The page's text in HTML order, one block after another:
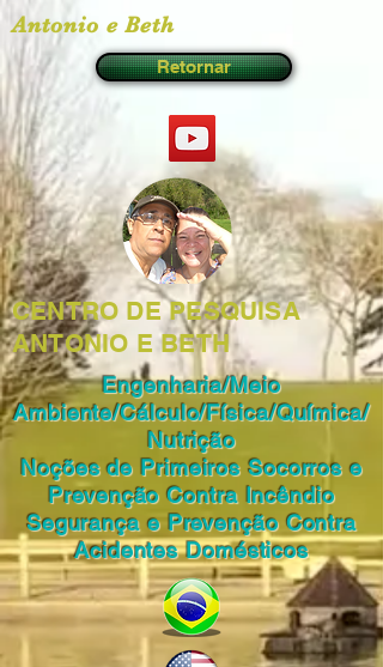
Antonio e Beth
Retornar
CENTRO DE PESQUISA
ANTONIO E BETH
Engenharia/Meio
Ambiente/Cálculo/Física/Química/
Nutrição
Noções de Primeiros Socorros e
Prevenção Contra Incêndio
Segurança e Prevenção Contra
Acidentes Domésticos